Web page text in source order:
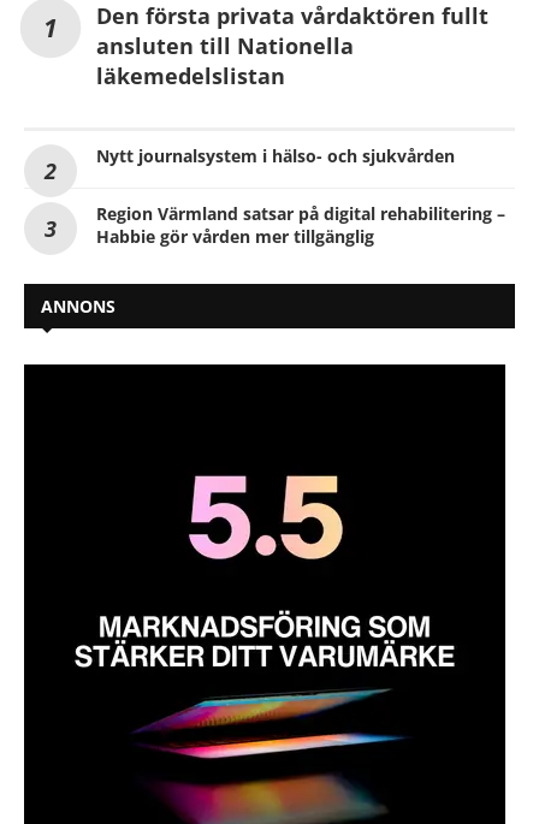
Den första privata vårdaktören fullt
ansluten till Nationella
läkemedelslistan
Nytt journalsystem i hälso- och sjukvården
Region Värmland satsar på digital rehabilitering –
Habbie gör vården mer tillgänglig
ANNONS